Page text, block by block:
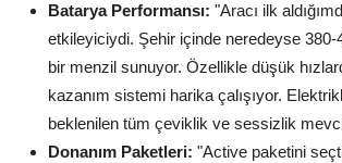
Batarya Performansı: "Aracı ilk
etkileyiciydi. Şehir içinde neredeyse 380-
bir menzil sunuyor. Özellikle düşük
kazanım sistemi harika çalışıyor.
beklenilen tüm çeviklik ve sessizlik
Donanım Paketleri: "Active paketini